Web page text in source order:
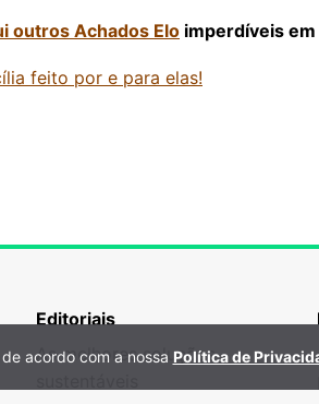
outros Achados Elo imperdíveis em
feito por e para elas!
Editoriais
As melhores soluções
acordo com a nossa Política de